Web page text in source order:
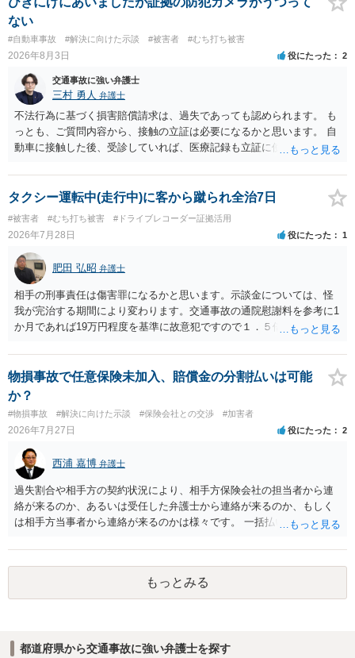
で、以下の資料・情報を準備した上で、弁護士に個別に相談すること
をお勧めいたします。 ・相手方保険会社から届いている示談金額の提
示書類 ・叔母様の診断名、けがの内容 ・治療開始日及び治療終了日
・入院の有無、通院回数 ・現在も症状が残っているか ・叔母様ご本人
やご家族等が加入している保険に、今回の事故で利用できる弁護士費
用特約が付帯しているか なお、被害者は叔母様ご本人となりますの
で、弁護士が受任する場合には、叔母様ご本人の依頼意思等を確認す
る必要があります。日本語での十分な意思疎通が難しいとのことです
ので、そのあたりのご事情も踏まえて、依頼意思の確認方法等を検討
ない
#自動車事故 #解決に向けた示談 #被害者 #むち打ち被害
2026年8月3日 役にたった 2
交通事故に強い弁護士
三村 勇人 弁護士
不法行為に基づく損害賠償請求は、過失であっても認められます。 も
っとも、ご質問内容から、接触の立証は必要になるかと思います。 自
動車に接触した後、受診していれば、医療記録も立証に使えるかと思
士にご相談ください。
タクシー運転中(走行中)に客から蹴られ全治7日
#被害者 #むち打ち被害 #ドライブレコーダー証拠活用
2026年7月28日 役にたった 1
肥田 弘昭 弁護士
相手の刑事責任は傷害罪になるかと思います。示談金については、怪
我が完治する期間により変わります。交通事故の通院慰謝料を参考に1
か月であれば19万円程度を基準に故意犯ですので１．５倍か2倍程度す
上がるかと思います。ご参考にしてください。
物損事故で任意保険未加入、賠償金の分割払いは可能
か？
#物損事故 #解決に向けた示談 #保険会社との交渉 #加害者
2026年7月27日 役にたった 2
西浦 嘉博 弁護士
過失割合や相手方の契約状況により、相手方保険会社の担当者から連
絡が来るのか、あるいは受任した弁護士から連絡が来るのか、もしく
は相手方当事者から連絡が来るのかは様々です。 一括払いや分割払い
金の支払いにつき、分割払いに合意すれば、和解は可能です。 他方で
合意しなければ和解できないことになります。 今後の見通しを知る為
に、交渉の方向性につき、最寄りの法律事務所で相談だけでもされる
ことも検討ください。
もっとみる
都道府県から交通事故に強い弁護士を探す